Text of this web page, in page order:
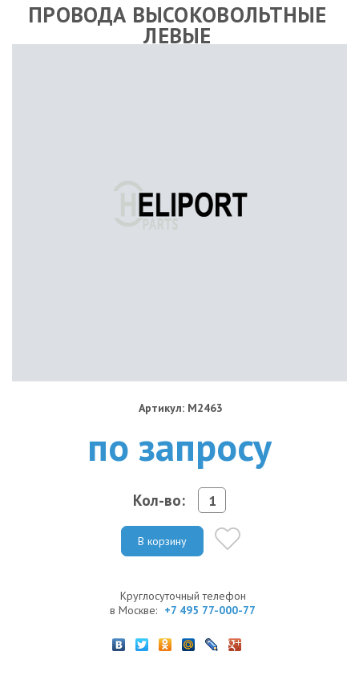
ПРОВОДА ВЫСОКОВОЛЬТНЫЕ
ЛЕВЫЕ
Артикул: M2463
по запросу
Кол-во:
В корзину
Круглосуточный телефон
в Москве: +7 495 77-000-77